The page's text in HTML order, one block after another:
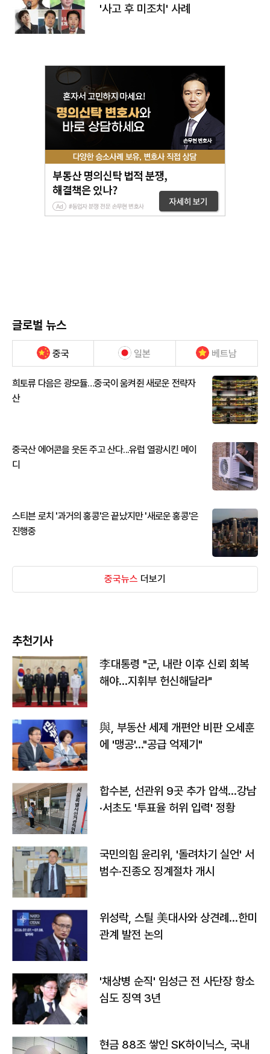
'사고 후 미조치' 사례
글로벌 뉴스
중국 일본 베트남
희토류 다음은 광모듈…중국이 움켜쥔 새로운 전략자
산
중국산 에어콘을 웃돈 주고 산다...유럽 열광시킨 메이
디
스티븐 로치 '과거의 홍콩'은 끝났지만 '새로운 홍콩'은
진행중
중국뉴스 더보기
추천기사
李대통령 "군, 내란 이후 신뢰 회복
해야…지휘부 헌신해달라"
與, 부동산 세제 개편안 비판 오세훈
에 '맹공'…"공급 억제기"
합수본, 선관위 9곳 추가 압색…강남
·서초도 '투표율 허위 입력' 정황
국민의힘 윤리위, '돌려차기 실언' 서
범수·진종오 징계절차 개시
위성락, 스틸 美대사와 상견례…한미
관계 발전 논의
'채상병 순직' 임성근 전 사단장 항소
심도 징역 3년
현금 88조 쌓인 SK하이닉스, 국내